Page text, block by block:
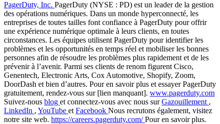
PagerDuty, Inc. PagerDuty (NYSE : PD) est un leader de la gestion
des opérations numériques. Dans un monde hyperconnecté, les
entreprises de toutes tailles font confiance à PagerDuty pour offrir
une expérience numérique optimale à leurs clients, en toutes
circonstances. Les équipes utilisent PagerDuty pour identifier les
problèmes et les opportunités en temps réel et mobiliser les bonnes
personnes afin de résoudre les problèmes plus rapidement et de les
prévenir à l’avenir. Parmi ses clients de renom figurent Cisco,
Genentech, Electronic Arts, Cox Automotive, Shopify, Zoom,
DoorDash et bien d’autres. Pour en savoir plus et essayer PagerDuty
gratuitement, rendez-vous sur [lien manquant]. www.pagerduty.com
Suivez-nous blog et connectez-vous avec nous surGazouillement ,
LinkedIn , YouTube et Facebook Nous recrutons également, visitez
notre site web. https://careers.pagerduty.com/Pour en savoir plus.